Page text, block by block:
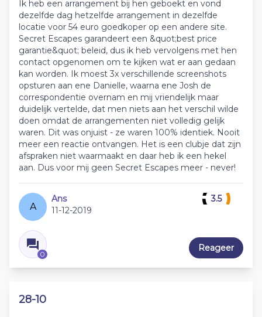
Ik heb een arrangement bij hen geboekt en vond
dezelfde dag hetzelfde arrangement in dezelfde
locatie voor 54 euro goedkoper op een andere site.
Secret Escapes garandeert een &quot;best price
garantie&quot; beleid, dus ik heb vervolgens met hen
contact opgenomen om te kijken wat er aan gedaan
kan worden. Ik moest 3x verschillende screenshots
opsturen aan ene Danielle, waarna ene Josh de
correspondentie overnam en mij vriendelijk maar
duidelijk vertelde, dat men niets aan het verschil wilde
doen omdat de arrangementen niet volledig gelijk
waren. Dit was onjuist - ze waren 100% identiek. Nooit
meer een reactie ontvangen. Het is een clubje dat zijn
afspraken niet waarmaakt en daar heb ik een hekel
aan. Dus voor mij geen Secret Escapes meer - never!
A
Ans
11-12-2019
0
3.5
Reageer
28-10